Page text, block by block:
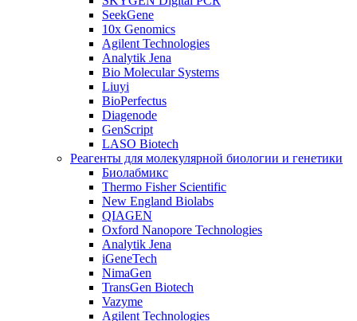
SeekGene
10x Genomics
Agilent Technologies
Analytik Jena
Bio Molecular Systems
Liuyi
BioPerfectus
Diagenode
GenScript
LASO Biotech
Реагенты для молекулярной биологии и генетики
Биолабмикс
Thermo Fisher Scientific
New England Biolabs
QIAGEN
Oxford Nanopore Technologies
Analytik Jena
iGeneTech
NimaGen
TransGen Biotech
Vazyme
Agilent Technologies